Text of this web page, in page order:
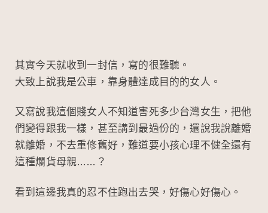
其實今天就收到一封信，寫的很難聽。
大致上說我是公車，靠身體達成目的的女人。
又寫說我這個賤女人不知道害死多少台灣女生，把他
們變得跟我一樣，甚至講到最過份的，還說我說離婚
就離婚，不去重修舊好，難道要小孩心理不健全還有
這種爛貨母親……？
看到這邊我真的忍不住跑出去哭，好傷心好傷心。